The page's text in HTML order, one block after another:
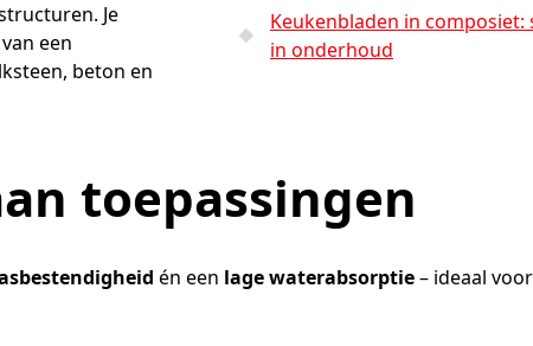
Je
een
beton en
Keukenbladen in
in onderhoud
toepassingen
én een lage waterabsorptie– ideaal